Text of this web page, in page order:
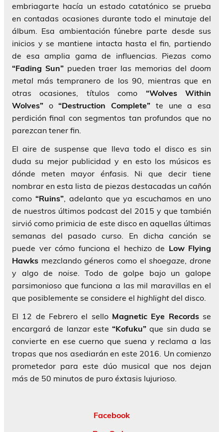
embriagarte hacía un estado catatónico se prueba
en contadas ocasiones durante todo el minutaje del
álbum. Esa ambientación fúnebre parte desde sus
inicios y se mantiene intacta hasta el fin, partiendo
de esa amplia gama de influencias. Piezas como
“Fading Sun” pueden traer las memorias del doom
metal más tempranero de los 90, mientras que en
otras ocasiones, títulos como “Wolves Within
Wolves” o“Destruction Complete” te une a esa
perdición final con segmentos tan profundos que no
parezcan tener fin.
El aire de suspense que lleva todo el disco es sin
duda su mejor publicidad y en esto los músicos es
dónde meten mayor énfasis. Ni que decir tiene
nombrar en esta lista de piezas destacadas un cañón
como “Ruins”, adelanto que ya escuchamos en uno
de nuestros últimos podcast del 2015 y que también
sirvió como primicia de este disco en aquellas últimas
semanas del pasado curso. En dicha canción se
puede ver cómo funciona el hechizo de Low Flying
Hawks mezclando géneros como elshoegaze ,drone
y algo de noise . Todo de golpe bajo un galope
parsimonioso que funciona a las mil maravillas en el
que posiblemente se considere el highlight del disco.
El 12 de Febrero el sello Magnetic Eye Recordsse
encargará de lanzar este “Kofuku” que sin duda se
convierte en ese cuerno que suena y reclama a las
tropas que nos asediarán en este 2016. Un comienzo
prometedor para este dúo musical que nos dejan
más de 50 minutos de puro éxtasis lujurioso.
Facebook